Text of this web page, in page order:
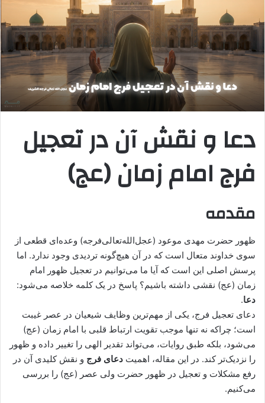
دعا و نقش آن در تعجیل
فرج امام زمان (عج)
مقدمه
ظهور حضرت مهدی موعود (عجل‌الله‌تعالی‌فرجه) وعده‌ای قطعی از
سوی خداوند متعال است که در آن هیچ‌گونه تردیدی وجود ندارد. اما
پرسش اصلی این است که آیا ما می‌توانیم در تعجیل ظهور امام
زمان (عج) نقشی داشته باشیم؟ پاسخ در یک کلمه خلاصه می‌شود:
دعا.
دعای تعجیل فرج، یکی از مهم‌ترین وظایف شیعیان در عصر غیبت
است؛ چراکه نه تنها موجب تقویت ارتباط قلبی با امام زمان (عج)
می‌شود، بلکه طبق روایات، می‌تواند تقدیر الهی را تغییر داده و ظهور
را نزدیک‌تر کند. در این مقاله، اهمیت دعای فرج و نقش کلیدی آن در
رفع مشکلات و تعجیل در ظهور حضرت ولی عصر (عج) را بررسی
می‌کنیم.